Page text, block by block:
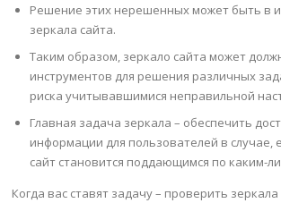
Решение этих нерешенных может быть в
зеркала сайта.
Таким образом, зеркало сайта может
инструментов для решения различных
риска учитывавшимися неправильной
Главная задача зеркала – обеспечить
информации для пользователей в случае,
сайт становится поддающимся по каким-
Когда вас ставят задачу – проверить